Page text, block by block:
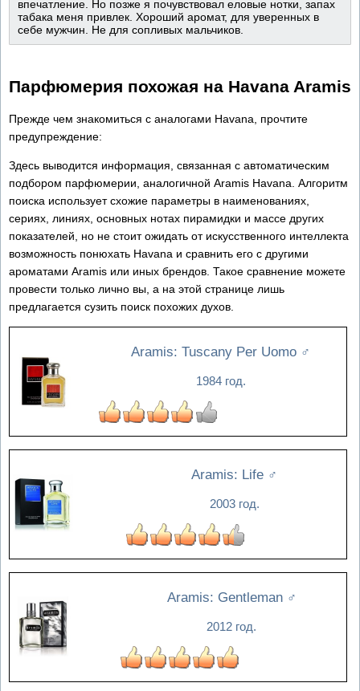
впечатление. Но позже я почувствовал еловые нотки, запах
табака меня привлек. Хороший аромат, для уверенных в
себе мужчин. Не для сопливых мальчиков.
Парфюмерия похожая на Havana Aramis
Прежде чем знакомиться с аналогами Havana, прочтите
предупреждение:
Здесь выводится информация, связанная с автоматическим
подбором парфюмерии, аналогичной Aramis Havana. Алгоритм
поиска использует схожие параметры в наименованиях,
сериях, линиях, основных нотах пирамидки и массе других
показателей, но не стоит ожидать от искусственного интеллекта
возможность понюхать Havana и сравнить его с другими
ароматами Aramis или иных брендов. Такое сравнение можете
провести только лично вы, а на этой странице лишь
предлагается сузить поиск похожих духов.
Aramis: Tuscany Per Uomo ♂
1984 год.
Aramis: Life ♂
2003 год.
Aramis: Gentleman ♂
2012 год.